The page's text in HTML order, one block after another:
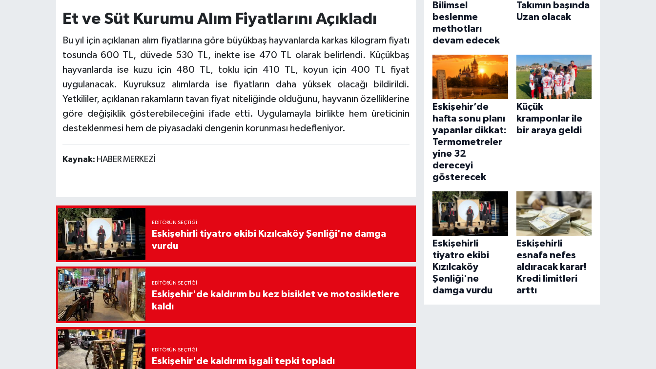
Et ve Süt Kurumu Alım Fiyatlarını Açıkladı
Bu yıl için açıklanan alım fiyatlarına göre büyükbaş hayvanlarda karkas kilogram fiyatı
tosunda 600 TL, düvede 530 TL, inekte ise 470 TL olarak belirlendi. Küçükbaş
hayvanlarda ise kuzu için 480 TL, toklu için 410 TL, koyun için 400 TL fiyat
uygulanacak. Kuyruksuz alımlarda ise fiyatların daha yüksek olacağı bildirildi.
Yetkililer, açıklanan rakamların tavan fiyat niteliğinde olduğunu, hayvanın özelliklerine
göre değişiklik gösterebileceğini ifade etti. Uygulamayla birlikte hem üreticinin
desteklenmesi hem de piyasadaki dengenin korunması hedefleniyor.
Kaynak: HABER MERKEZİ
EDITÖRÜN SEÇTIĞI
Eskişehirli tiyatro ekibi Kızılcaköy Şenliği'ne damga
vurdu
EDITÖRÜN SEÇTIĞI
Eskişehir'de kaldırım bu kez bisiklet ve motosikletlere
kaldı
EDITÖRÜN SEÇTIĞI
Eskişehir'de kaldırım işgali tepki topladı
Bilimsel
beslenme
methotları
devam edecek
Takımın başında
Uzan olacak
Eskişehir’de
hafta sonu planı
yapanlar dikkat:
Termometreler
yine 32
dereceyi
gösterecek
Küçük
kramponlar ile
bir araya geldi
Eskişehirli
tiyatro ekibi
Kızılcaköy
Şenliği'ne
damga vurdu
Eskişehirli
esnafa nefes
aldıracak karar!
Kredi limitleri
arttı